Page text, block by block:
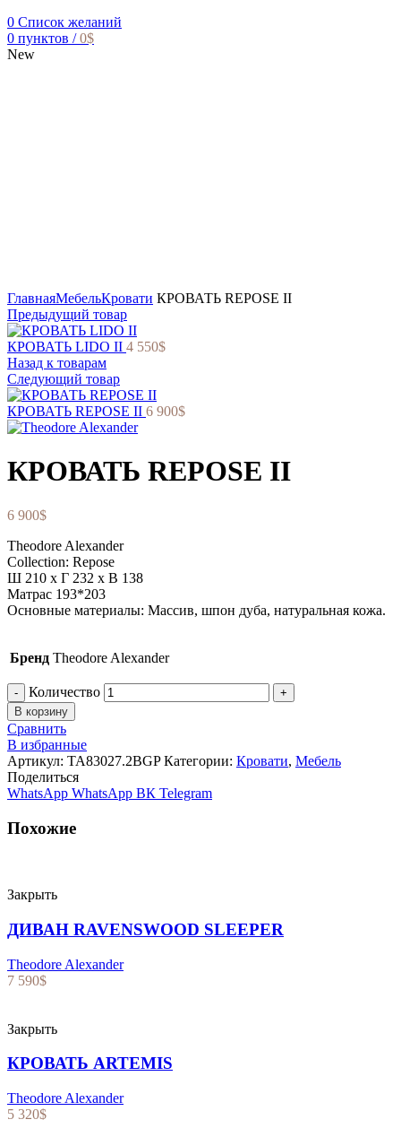
0 Список желаний
0 пунктов / 0$
New
ГлавнаяМебельКровати КРОВАТЬ REPOSE II
Предыдущий товар
КРОВАТЬ LIDO II 4 550$
Назад к товарам
Следующий товар
КРОВАТЬ REPOSE II 6 900$
КРОВАТЬ REPOSE II
6 900$
Theodore Alexander
Collection: Repose
Ш 210 x Г 232 x В 138
Матрас 193*203
Основные материалы: Массив, шпон дуба, натуральная кожа.
Бренд Theodore Alexander
Количество
В корзину
Сравнить
В избранные
Артикул: TA83027.2BGP Категории: Кровати, Мебель
Поделиться
WhatsApp WhatsApp ВК Telegram
Похожие
Закрыть
ДИВАН RAVENSWOOD SLEEPER
Theodore Alexander
7 590$
Закрыть
КРОВАТЬ ARTEMIS
Theodore Alexander
5 320$